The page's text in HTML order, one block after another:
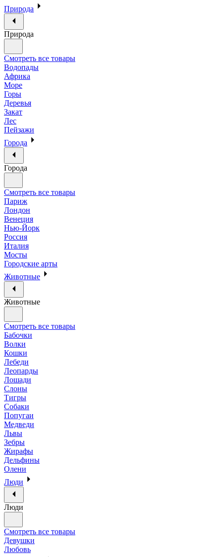
Природа
Природа
Смотреть все товары
Водопады
Африка
Море
Горы
Деревья
Закат
Лес
Пейзажи
Города
Города
Смотреть все товары
Париж
Лондон
Венеция
Нью-Йорк
Россия
Италия
Мосты
Городские арты
Животные
Животные
Смотреть все товары
Бабочки
Волки
Кошки
Лебеди
Леопарды
Лошади
Слоны
Тигры
Собаки
Попугаи
Медведи
Львы
Зебры
Жирафы
Дельфины
Олени
Люди
Люди
Смотреть все товары
Девушки
Любовь